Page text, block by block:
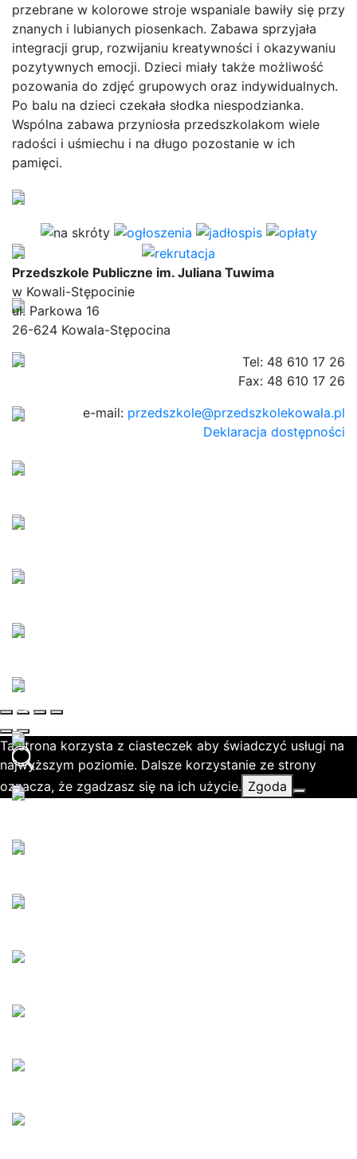
przebrane w kolorowe stroje wspaniale bawiły się przy
znanych i lubianych piosenkach. Zabawa sprzyjała
integracji grup, rozwijaniu kreatywności i okazywaniu
pozytywnych emocji. Dzieci miały także możliwość
pozowania do zdjęć grupowych oraz indywidualnych.
Po balu na dzieci czekała słodka niespodzianka.
Wspólna zabawa przyniosła przedszkolakom wiele
radości i uśmiechu i na długo pozostanie w ich
pamięci.
Przedszkole Publiczne im. Juliana Tuwima
w Kowali-Stępocinie
ul. Parkowa 16
26-624 Kowala-Stępocina
Tel: 48 610 17 26
Fax: 48 610 17 26
e-mail: przedszkole@przedszkolekowala.pl
Deklaracja dostępności
Ta strona korzysta z ciasteczek aby świadczyć usługi na
najwyższym poziomie. Dalsze korzystanie ze strony
oznacza, że zgadzasz się na ich użycie. Zgoda